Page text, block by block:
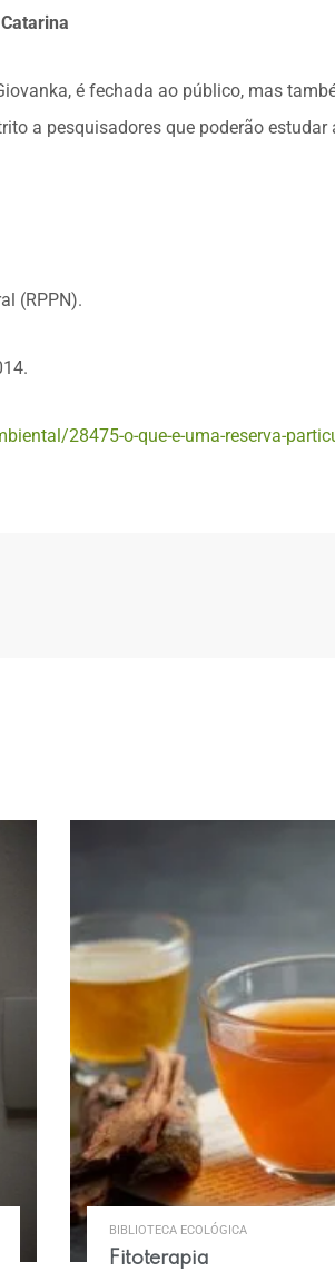
é fechada ao público, mas
a pesquisadores que poderão estudar
(RPPN).
28475-o-que-e-uma-reserva-
BIBLIOTECA ECOLÓGICA
Fitoterapia